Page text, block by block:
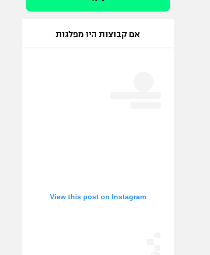
אם קבוצות היו מפלגות
View this post on Instagram